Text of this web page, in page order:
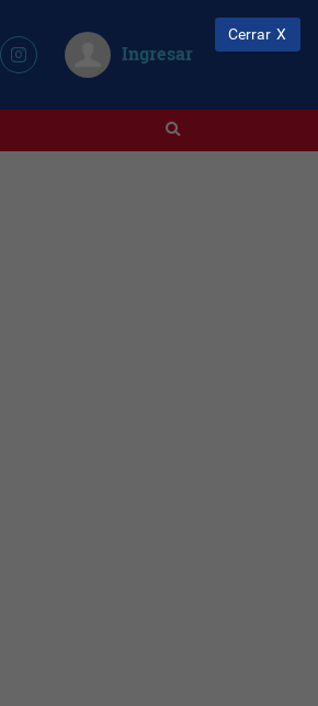
Ingresar
Cerrar